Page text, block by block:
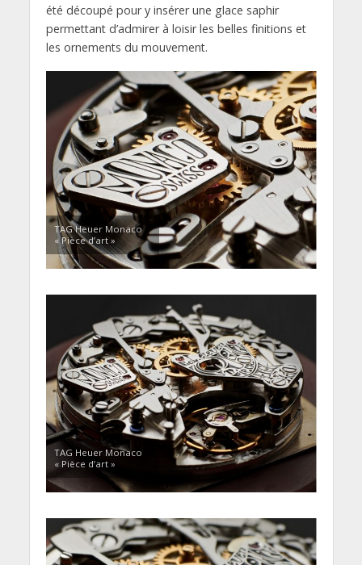
été découpé pour y insérer une glace saphir
permettant d’admirer à loisir les belles finitions et
les ornements du mouvement.
TAG Heuer Monaco
« Pièce d’art »
TAG Heuer Monaco
« Pièce d’art »